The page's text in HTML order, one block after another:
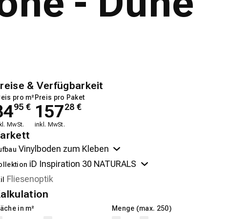
& Verfügbarkeit
pro m²
95 €
MwSt.
Preis pro Paket
15728 €
inkl. MwSt.
in m² Menge (max. 250)